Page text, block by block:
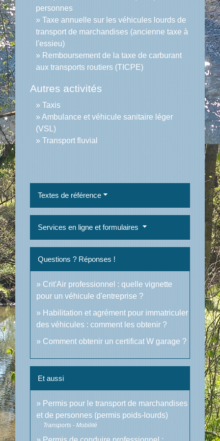
personnes
Taxe annuelle sur les véhicules lourds de
transport de marchandises (ancienne taxe à
l'essieu)
Remboursement de la taxe de carburant
aux transports routiers (TICPE)
Autres activités
Taxis
Ambulance et véhicule sanitaire léger
(VSL)
Transport fluvial
Textes de référence
Services en ligne et formulaires
Questions ? Réponses !
Crit'Air professionnel : quelle vignette
pour un véhicule d'entreprise ?
Habilitation et agrément pour immatriculer
des véhicules : comment les obtenir ?
Comment obtenir un certificat W garage ?
Et aussi
Permis pour le transport de marchandises
et de personnes (permis poids-lourds)
Transports - Mobilité